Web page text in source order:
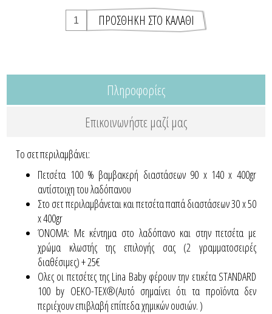
Πληροφορίες
Επικοινωνήστε μαζί μας
Το σετ περιλαμβάνει:
Πετσέτα 100 % βαμβακερή διαστάσεων 90 x 140 x 400gr
αντίστοιχη του λαδόπανου
Στο σετ περιλαμβάνεται και πετσέτα παπά διαστάσεων 30 x 50
x 400gr
ΌΝΟΜΑ: Με κέντημα στο λαδόπανο και στην πετσέτα με
χρώμα κλωστής της επιλογής σας (2 γραμματοσειρές
διαθέσιμες) + 25€
Ολες οι πετσέτες της Lina Baby φέρουν την ετικέτα STANDARD
100 by OEKO-TEX®(Αυτό σημαίνει ότι τα προϊόντα δεν
περιέχουν επιβλαβή επίπεδα χημικών ουσιών. )